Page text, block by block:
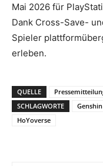
Mai 2026 für
Dank Cross-Save-
Spieler
erleben.
QUELLE
SCHLAGWORTE
HoYoverse